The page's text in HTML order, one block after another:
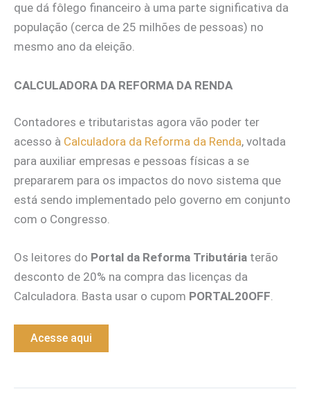
que dá fôlego financeiro à uma parte significativa da
população (cerca de 25 milhões de pessoas) no
mesmo ano da eleição.
CALCULADORA DA REFORMA DA RENDA
Contadores e tributaristas agora vão poder ter
acesso à Calculadora da Reforma da Renda, voltada
para auxiliar empresas e pessoas físicas a se
prepararem para os impactos do novo sistema que
está sendo implementado pelo governo em conjunto
com o Congresso.
Os leitores do Portal da Reforma Tributária terão
desconto de 20% na compra das licenças da
Calculadora. Basta usar o cupom PORTAL20OFF.
Acesse aqui